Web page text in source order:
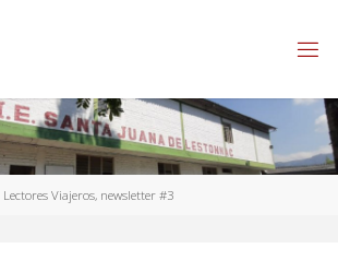
Lectores Viajeros, newsletter #3